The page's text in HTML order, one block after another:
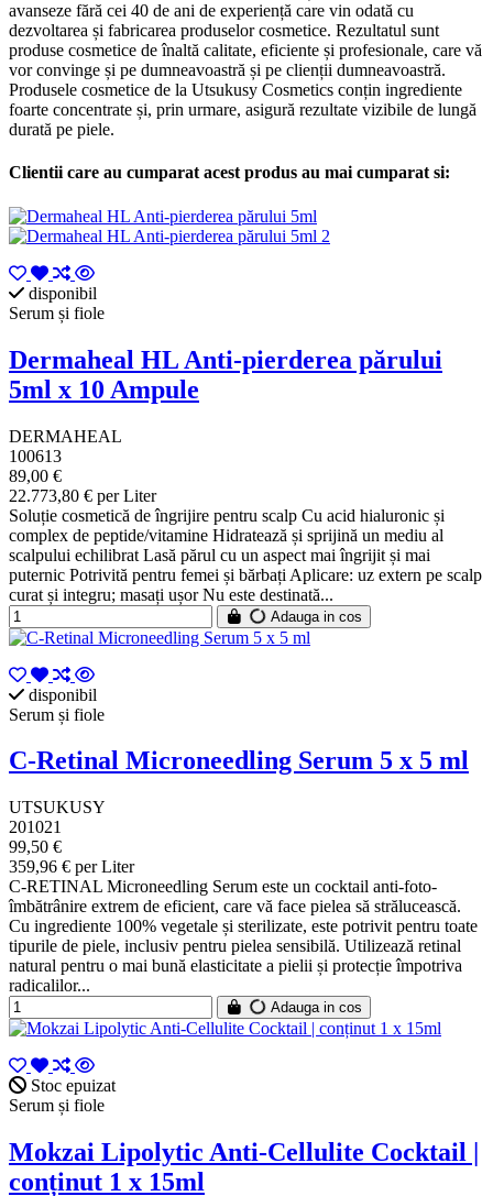
avanseze fără cei 40 de ani de experiență care vin odată cu
dezvoltarea și fabricarea produselor cosmetice. Rezultatul sunt
produse cosmetice de înaltă calitate, eficiente și profesionale, care vă
vor convinge și pe dumneavoastră și pe clienții dumneavoastră.
Produsele cosmetice de la Utsukusy Cosmetics conțin ingrediente
foarte concentrate și, prin urmare, asigură rezultate vizibile de lungă
durată pe piele.
Clientii care au cumparat acest produs au mai cumparat si:
disponibil
Serum și fiole
Dermaheal HL Anti-pierderea părului
5ml x 10 Ampule
DERMAHEAL
100613
89,00 €
22.773,80 € per Liter
Soluție cosmetică de îngrijire pentru scalp Cu acid hialuronic și
complex de peptide/vitamine Hidratează și sprijină un mediu al
scalpului echilibrat Lasă părul cu un aspect mai îngrijit și mai
puternic Potrivită pentru femei și bărbați Aplicare: uz extern pe scalp
curat și integru; masați ușor Nu este destinată...
Adauga in cos
disponibil
Serum și fiole
C-Retinal Microneedling Serum 5 x 5 ml
UTSUKUSY
201021
99,50 €
359,96 € per Liter
C-RETINAL Microneedling Serum este un cocktail anti-foto-
îmbătrânire extrem de eficient, care vă face pielea să strălucească.
Cu ingrediente 100% vegetale și sterilizate, este potrivit pentru toate
tipurile de piele, inclusiv pentru pielea sensibilă. Utilizează retinal
natural pentru o mai bună elasticitate a pielii și protecție împotriva
radicalilor...
Adauga in cos
Stoc epuizat
Serum și fiole
Mokzai Lipolytic Anti-Cellulite Cocktail |
conținut 1 x 15ml